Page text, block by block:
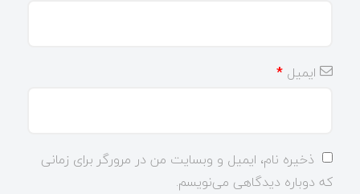
ایمیل *
ذخیره نام، ایمیل و وبسایت من در مرورگر برای زمانی
که دوباره دیدگاهی می‌نویسم.